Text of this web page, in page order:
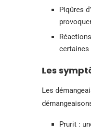
Piqûres
certaines
Les
Les
Prurit :